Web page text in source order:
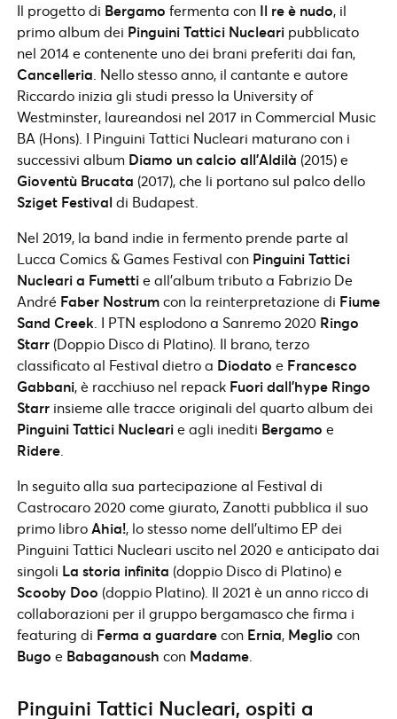
Il progetto di Bergamo fermenta con Il re è nudo, il
primo album dei Pinguini Tattici Nucleari pubblicato
nel 2014 e contenente uno dei brani preferiti dai fan,
Cancelleria . Nello stesso anno, il cantante e autore
Riccardo inizia gli studi presso la University of
Westminster, laureandosi nel 2017 in Commercial Music
BA (Hons). I Pinguini Tattici Nucleari maturano con i
successivi album Diamo un calcio all’Aldilà (2015) e
Gioventù Brucata (2017), che li portano sul palco dello
Sziget Festival di Budapest.
Nel 2019, la band indie in fermento prende parte al
Lucca Comics & Games Festival con Pinguini Tattici
Nucleari a Fumettie all’album tributo a Fabrizio De
André Faber Nostrumcon la reinterpretazione di Fiume
Sand Creek . I PTN esplodono a Sanremo 2020 Ringo
Starr (Doppio Disco di Platino). Il brano, terzo
classificato al Festival dietro a Diodato e Francesco
Gabbani, è racchiuso nel repack Fuori dall’hype Ringo
Starr insieme alle tracce originali del quarto album dei
Pinguini Tattici Nuclearie agli inediti Bergamo e
Ridere
In seguito alla sua partecipazione al Festival di
Castrocaro 2020 come giurato, Zanotti pubblica il suo
primo libroAhia!, lo stesso nome dell’ultimo EP dei
Pinguini Tattici Nucleari uscito nel 2020 e anticipato dai
singoli La storia infinita (doppio Disco di Platino) e
Scooby Doo (doppio Platino). Il 2021 è un anno ricco di
collaborazioni per il gruppo bergamasco che firma i
featuring di Ferma a guardarecon Ernia, Meglio con
Bugo e Babaganoush con Madame
Pinguini Tattici Nucleari, ospiti a